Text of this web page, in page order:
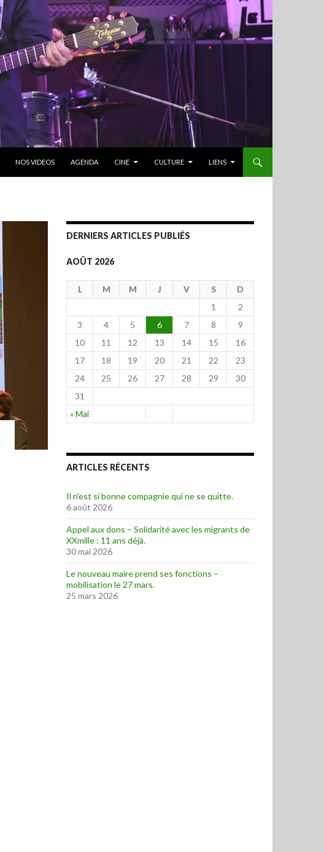
NOS VIDEOS AGENDA CINE CULTURE LIENS
DERNIERS ARTICLES PUBLIÉS
AOÛT 2026
L M M J V S D
« Mai
1
2
3
4 5 6 7 8
9
10
11 12 13 14 15
16
17
18 19 20 21 22
23
24
25 26 27 28 29
30
31
ARTICLES RÉCENTS
Il n’est si bonne compagnie qui ne se quitte.
6 août 2026
Appel aux dons – Solidarité avec les migrants de
XXmille : 11 ans déjà.
30 mai 2026
Le nouveau maire prend ses fonctions –
mobilisation le 27 mars.
25 mars 2026